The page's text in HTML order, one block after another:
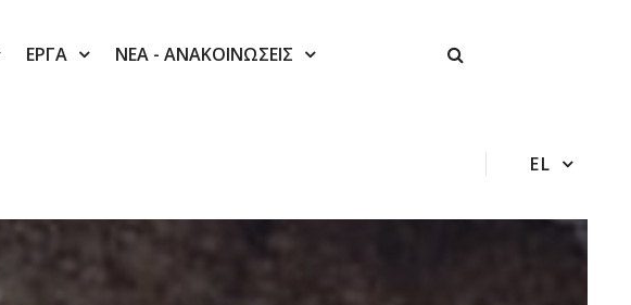
ΕΡΓΑ ΝΕΑ - ΑΝΑΚΟΙΝΩΣΕΙΣ
EL